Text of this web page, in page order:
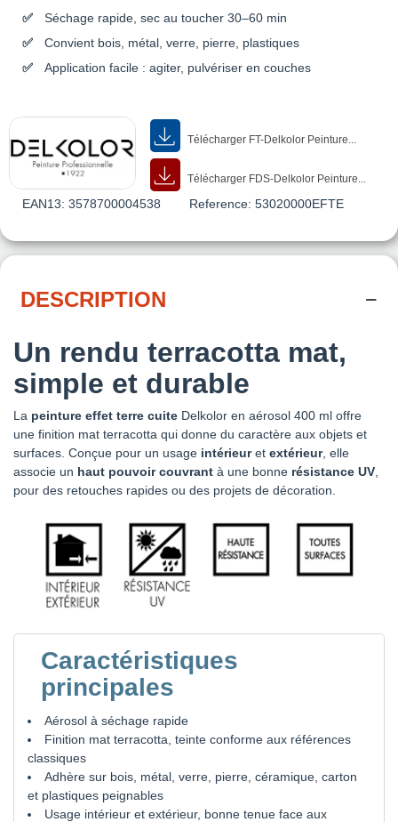
Séchage rapide, sec au toucher 30–60 min
Convient bois, métal, verre, pierre, plastiques
Application facile : agiter, pulvériser en couches
Télécharger FT-Delkolor Peinture...
Télécharger FDS-Delkolor Peinture...
EAN13: 3578700004538 Reference: 53020000EFTE
DESCRIPTION
Un rendu terracotta mat,
simple et durable
La peinture effet terre cuite Delkolor en aérosol 400 ml offre
une finition mat terracotta qui donne du caractère aux objets et
surfaces. Conçue pour un usage intérieuret extérieur, elle
associe un haut pouvoir couvrant à une bonne résistance UV
pour des retouches rapides ou des projets de décoration.
Caractéristiques
principales
Aérosol à séchage rapide
Finition mat terracotta, teinte conforme aux références
classiques
Adhère sur bois, métal, verre, pierre, céramique, carton
et plastiques peignables
Usage intérieur et extérieur, bonne tenue face aux